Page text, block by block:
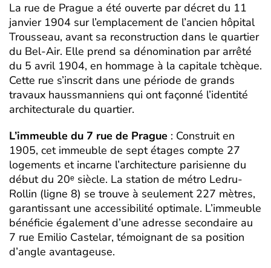
La rue de Prague a été ouverte par décret du 11
janvier 1904 sur l’emplacement de l’ancien hôpital
Trousseau, avant sa reconstruction dans le quartier
du Bel-Air. Elle prend sa dénomination par arrêté
du 5 avril 1904, en hommage à la capitale tchèque.
Cette rue s’inscrit dans une période de grands
travaux haussmanniens qui ont façonné l’identité
architecturale du quartier.
L’immeuble du 7 rue de Prague : Construit en
1905, cet immeuble de sept étages compte 27
logements et incarne l’architecture parisienne du
début du 20ᵉ siècle. La station de métro Ledru-
Rollin (ligne 8) se trouve à seulement 227 mètres,
garantissant une accessibilité optimale. L’immeuble
bénéficie également d’une adresse secondaire au
7 rue Emilio Castelar, témoignant de sa position
d’angle avantageuse.